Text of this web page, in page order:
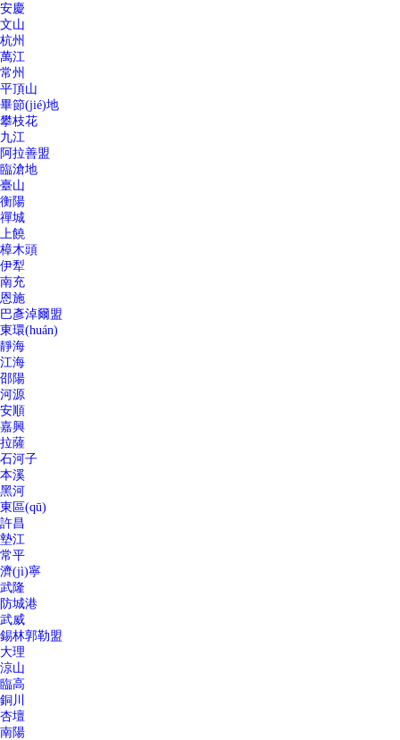
安慶
文山
杭州
萬江
常州
平頂山
畢節(jié)地
攀枝花
九江
阿拉善盟
臨滄地
臺山
衡陽
禪城
上饒
樟木頭
伊犁
南充
恩施
巴彥淖爾盟
東環(huán)
靜海
江海
邵陽
河源
安順
嘉興
拉薩
石河子
本溪
黑河
東區(qū)
許昌
墊江
常平
濟(jì)寧
武隆
防城港
武威
錫林郭勒盟
大理
涼山
臨高
銅川
杏壇
南陽